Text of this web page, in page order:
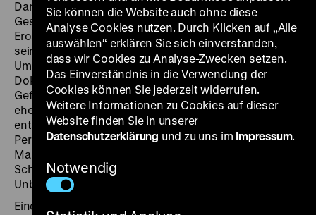
Dann liegen die Bilder herum und warten auf
Geschichte.“ (Thomas Heise) Zwanzig Jahre nach der
Erosion des DDR-Sozialismus legt ein Filmemacher
seine persönliche Bilanz zu diesem historischen
Umbruch und seinen unmittelbaren Folgen vor.
Dokumentarische Szenen von Straßenkämpfen,
Gefängnisrevolten und Theaterproben werden mit
eher privaten Aufnahmen und scheinbar zufällig
entstandenen Bildsplittern verschnitten.
Persönlichkeiten der Zeitgeschichte wie Fritz
Marquardt, Heiner Müller, Arno Wiszniewski, Johanna
Schall oder auch Egon Krenz stehen neben völlig
Unbekannten – und alle sind sie gleich wichtig.
Eine didaktische Klammer zwischen Figuren und
Sie können die Website auch ohne diese
Analyse Cookies nutzen. Durch Klicken auf „Alle
auswählen“ erklären Sie sich einverstanden,
dass wir Cookies zu Analyse-Zwecken setzen.
Das Einverständnis in die Verwendung der
Cookies können Sie jederzeit widerrufen.
Weitere Informationen zu Cookies auf dieser
Website finden Sie in unserer
Datenschutzerklärung und zu uns im Impressum.
Notwendig